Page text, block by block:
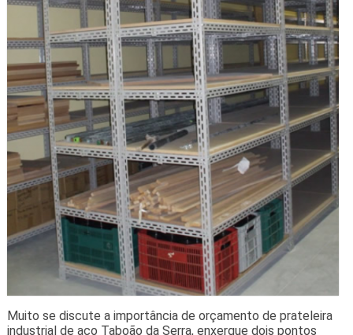
Muito se discute a importância de orçamento de prateleira
industrial de aço Taboão da Serra, enxergue dois pontos